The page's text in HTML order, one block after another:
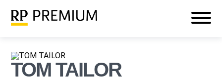
Login
TOM TAILOR